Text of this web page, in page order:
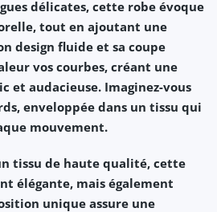
délicates, cette robe évoque
, tout en ajoutant une
design fluide et sa coupe
vos courbes, créant une
et audacieuse. Imaginez-vous
enveloppée dans un tissu qui
mouvement.
tissu de haute qualité, cette
élégante, mais également
unique assure une